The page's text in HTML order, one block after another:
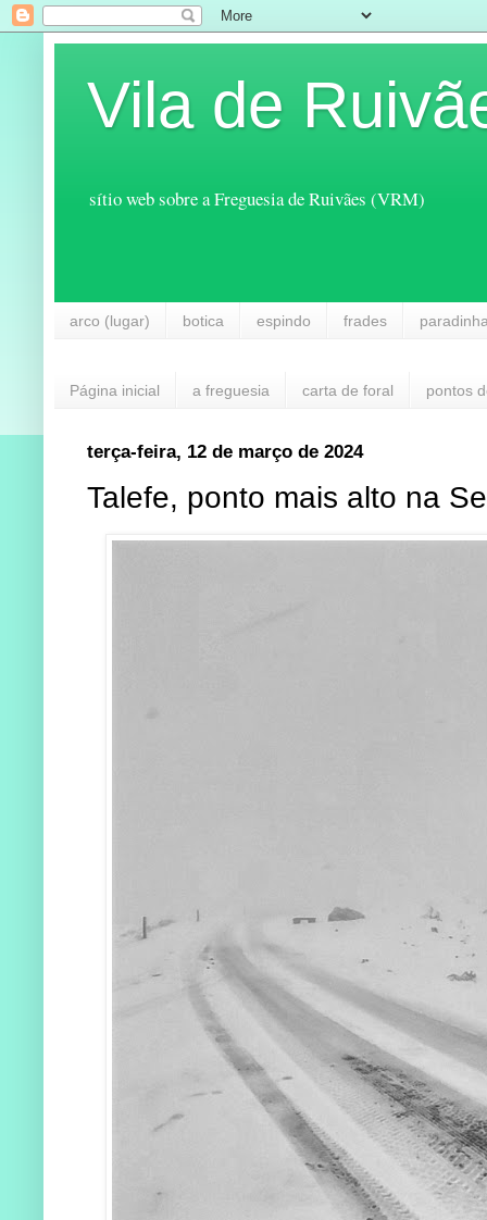
Vila de
sítio web sobre a Freguesia de Ruivães (VRM)
arco (lugar) botica espindo frades
Página inicial a freguesia carta de foral pontos
terça-feira, 12 de março de 2024
Talefe, ponto mais alto na